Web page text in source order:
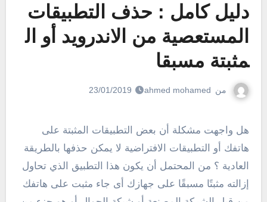
دليل كامل : حذف التطبيقات
المستعصية من الاندرويد أو ال
مثبتة مسبقا
من ahmed mohamed
23/01/2019
هل واجهت مشكلة أن بعض التطبيقات المثبتة على
هاتفك أو التطبيقات الافتراضية لا يمكن حذفها بالطريقة
العادية ؟ من المحتمل أن يكون هذا التطبيق الذي تحاول
إزالته مثبتًا مسبقًا على جهازك أى جاء مثبت على هاتفك